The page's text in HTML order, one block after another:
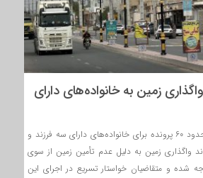
زمین به خانواده‌های دارای
در گزیر، با وجود تشکیل حدود ۶۰ پرونده برای خانواده‌های دارای سه فرزند و
واگذاری زمین به دلیل عدم تأمین زمین از سوی
شده و متقاضیان خواستار تسریع در اجرای این